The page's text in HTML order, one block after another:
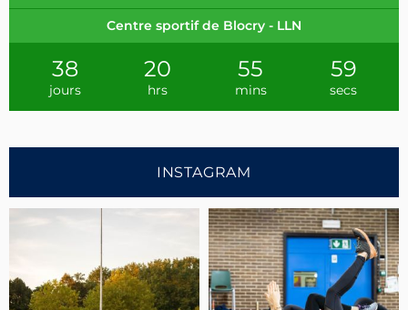
Centre sportif de Blocry - LLN
38
jours
20
hrs
55
mins
59
secs
INSTAGRAM